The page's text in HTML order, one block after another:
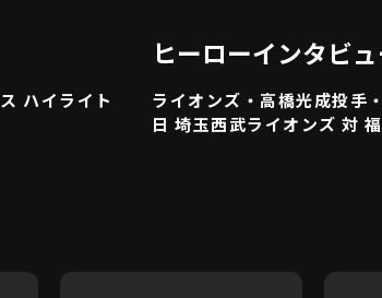
ハイライト
ヒーローインタビ
ライオンズ・高橋光成投手
日 埼玉西武ライオンズ 対